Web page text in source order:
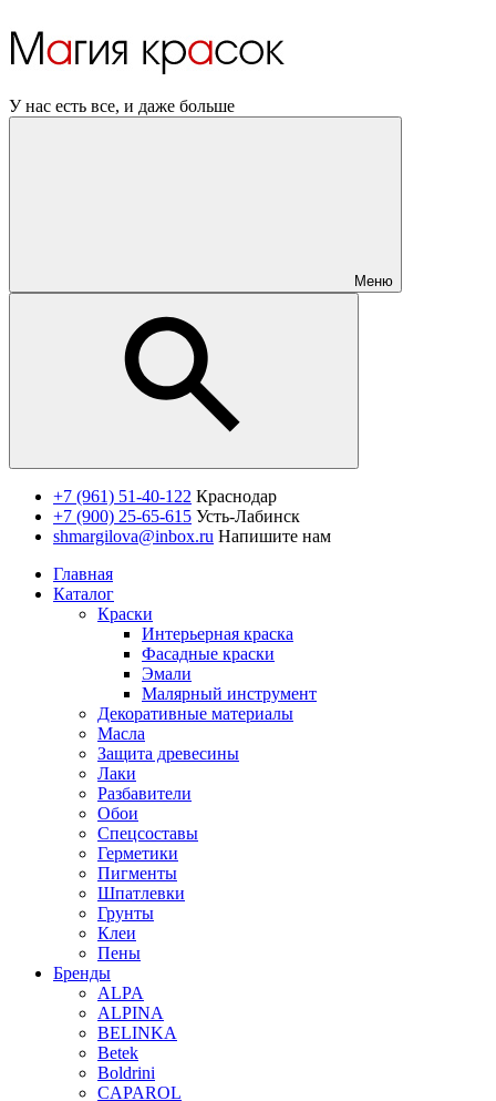
У нас есть все, и даже больше
Меню
+7 (961) 51-40-122 Краснодар
+7 (900) 25-65-615 Усть-Лабинск
shmargilova@inbox.ru Напишите нам
Главная
Каталог
Краски
Интерьерная краска
Фасадные краски
Эмали
Малярный инструмент
Декоративные материалы
Масла
Защита древесины
Лаки
Разбавители
Обои
Спецсоставы
Герметики
Пигменты
Шпатлевки
Грунты
Клеи
Пены
Бренды
ALPA
ALPINA
BELINKA
Betek
Boldrini
CAPAROL